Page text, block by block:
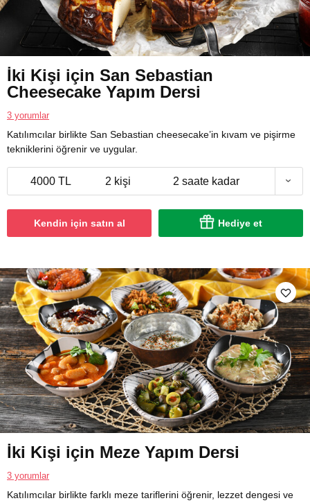
İki Kişi için San Sebastian
Cheesecake Yapım Dersi
3 yorumlar
Katılımcılar birlikte San Sebastian cheesecake’in kıvam ve pişirme
tekniklerini öğrenir ve uygular.
4000 TL 2 kişi 2 saate kadar
Kendin için satın al Hediye et
İki Kişi için Meze Yapım Dersi
3 yorumlar
Katılımcılar birlikte farklı meze tariflerini öğrenir, lezzet dengesi ve